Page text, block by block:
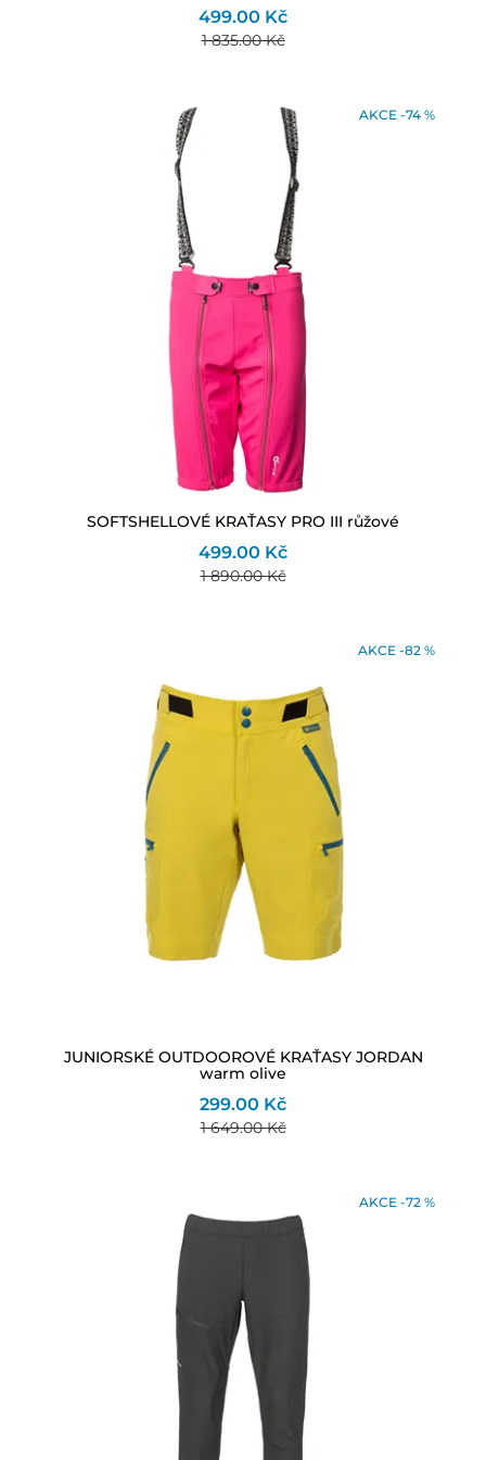
499.00 Kč
1 835.00 Kč
AKCE -74 %
SOFTSHELLOVÉ KRAŤASY PRO III růžové
499.00 Kč
1 890.00 Kč
AKCE -82 %
JUNIORSKÉ OUTDOOROVÉ KRAŤASY JORDAN
warm olive
299.00 Kč
1 649.00 Kč
AKCE -72 %